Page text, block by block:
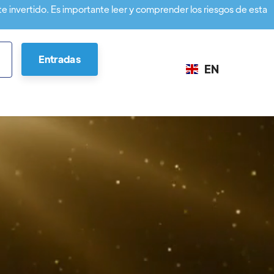
invertido. Es importante leer y comprender los riesgos de esta
Entradas
EN